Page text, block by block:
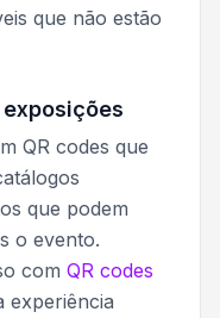
que não estão
QR codes que
que podem
o evento.
com QR codes
experiência